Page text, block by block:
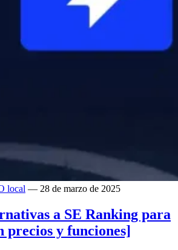
local — 28 de marzo de 2025
a SE Ranking para
precios y funciones]